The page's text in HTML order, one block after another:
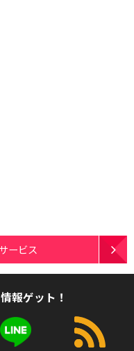
ービス
報ゲット！